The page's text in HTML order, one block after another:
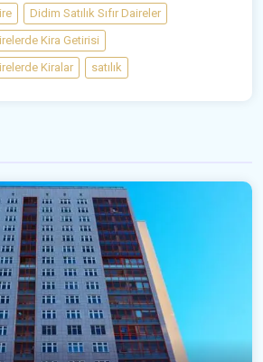
Didim Satılık Sıfır Daireler
Kira Getirisi
Kiralar
satılık